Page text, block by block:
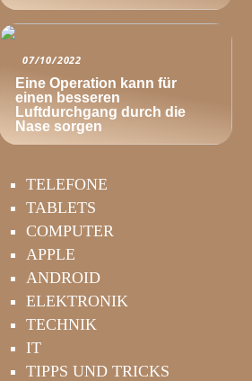
07/10/2022
Eine Operation kann für
einen besseren
Luftdurchgang durch die
Nase sorgen
TELEFONE
TABLETS
COMPUTER
APPLE
ANDROID
ELEKTRONIK
TECHNIK
IT
TIPPS UND TRICKS